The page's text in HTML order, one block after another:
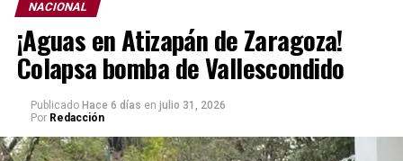
NACIONAL
¡Aguas en Atizapán de Zaragoza!
Colapsa bomba de Vallescondido
Publicado Hace 6 días en julio 31, 2026
Por Redacción